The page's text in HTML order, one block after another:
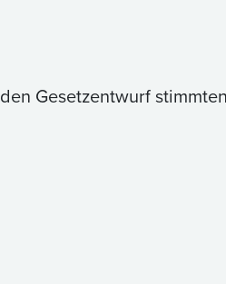
Gesetzentwurf